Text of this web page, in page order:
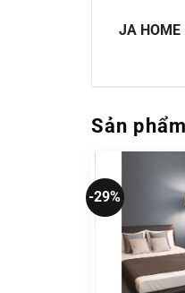
JA
Sản
-29%